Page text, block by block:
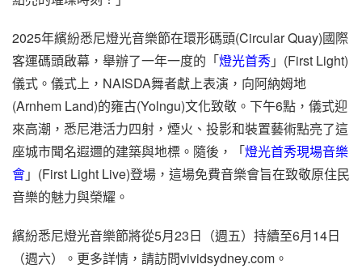
2025年繽紛悉尼燈光音樂節在環形碼頭(Circular Quay)國際
客運碼頭啟幕，舉辦了一年一度的「燈光首秀」(First Light)
儀式。儀式上，NAISDA舞者獻上表演，向阿納姆地
(Arnhem Land)的雍古(Yolngu)文化致敬。下午6點，儀式迎
來高潮，悉尼港活力四射，煙火、投影和裝置藝術點亮了這
座城市聞名遐邇的建築與地標。隨後，「燈光首秀現場音樂
會」(First Light Live)登場，這場免費音樂會旨在致敬原住民
音樂的魅力與榮耀。
繽紛悉尼燈光音樂節將從5月23日（週五）持續至6月14日
（週六）。更多詳情，請訪問vividsydney.com。